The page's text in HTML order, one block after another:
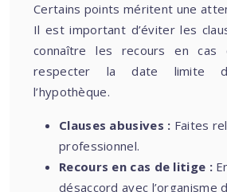
Certains points méritent une
Il est important d’éviter les
connaître les recours en
respecter la date limite
l’hypothèque.
Clauses abusives : Faites
professionnel.
Recours en cas de litige :
désaccord avec l’organisme